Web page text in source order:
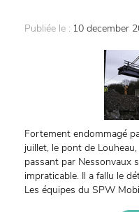
Publiée le : 10 december
Fortement endommagé
juillet, le pont de
passant par Nessonvaux
impraticable. Il a fallu le
Les équipes du SPW